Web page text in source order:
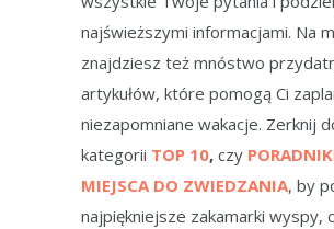
najświeższymi informacjami. Na
znajdziesz też mnóstwo
artykułów, które pomogą Ci
niezapomniane wakacje. Zerknij
kategorii TOP 10, czy
MIEJSCA DO ZWIEDZANIA, by
najpiękniejsze zakamarki wyspy,